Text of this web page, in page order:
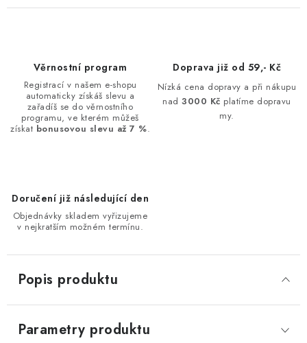
Věrnostní program
Registrací v našem e-shopu
automaticky získáš slevu a
zařadíš se do věrnostního
programu, ve kterém můžeš
získat bonusovou slevu až 7 %.
Doprava již od 59,- Kč
Nízká cena dopravy a při nákupu
nad3000 Kč platíme dopravu
my.
Doručení již následující den
Objednávky skladem vyřizujeme
v nejkratším možném termínu.
Popis produktu
Parametry produktu